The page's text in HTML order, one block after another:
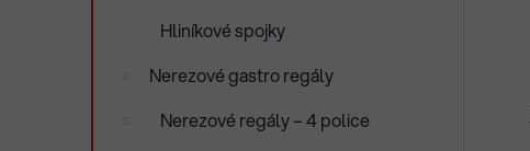
Hliníkové spojky
Nerezové gastro regály
Nerezové regály – 4 police